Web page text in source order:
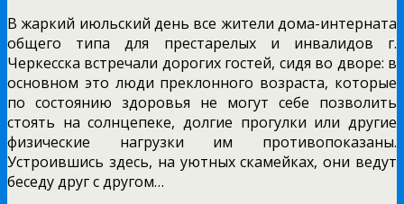
В жаркий июльский день все жители дома-интерната
общего типа для престарелых и инвалидов г.
Черкесска встречали дорогих гостей, сидя во дворе: в
основном это люди преклонного возраста, которые
по состоянию здоровья не могут себе позволить
стоять на солнцепеке, долгие прогулки или другие
физические нагрузки им противопоказаны.
Устроившись здесь, на уютных скамейках, они ведут
беседу друг с другом…